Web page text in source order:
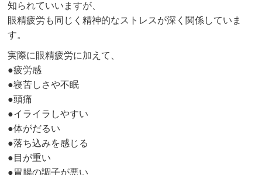
知られていいますが、
眼精疲労も同じく精神的なストレスが深く関係していま
す。
実際に眼精疲労に加えて、
●疲労感
●寝苦しさや不眠
●頭痛
●イライラしやすい
●体がだるい
●落ち込みを感じる
●目が重い
●胃腸の調子が悪い